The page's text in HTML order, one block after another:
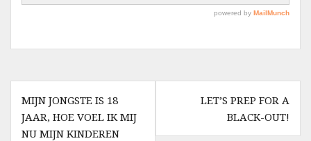
Berichtnavigatie
MIJN JONGSTE IS 18
JAAR, HOE VOEL IK MIJ
NU MIJN KINDEREN
LET’S PREP FOR A
BLACK-OUT!